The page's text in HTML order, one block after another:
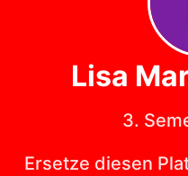
Lisa
3.
Ersetze diesen